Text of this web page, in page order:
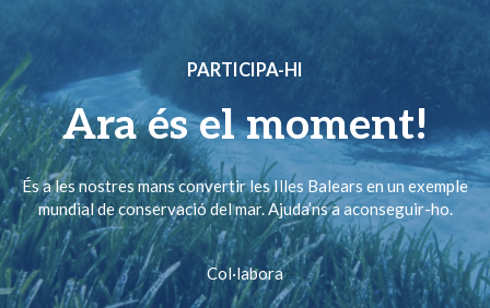
PARTICIPA-HI
Ara és el moment!
És a les nostres mans convertir les Illes Balears en un exemple
mundial de conservació del mar. Ajuda’ns a aconseguir-ho.
Col·labora